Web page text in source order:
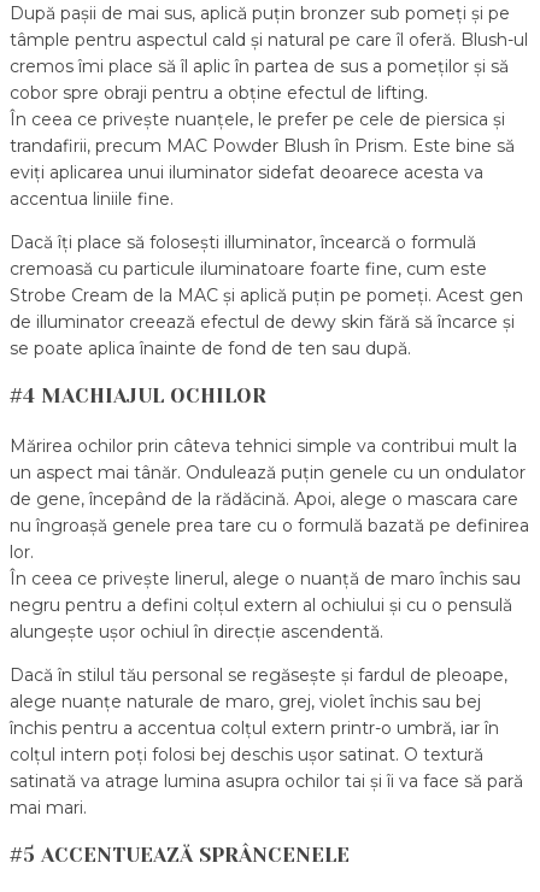
După pașii de mai sus, aplică puțin bronzer sub pomeți și pe
tâmple pentru aspectul cald și natural pe care îl oferă. Blush-ul
cremos îmi place să îl aplic în partea de sus a pomeților și să
cobor spre obraji pentru a obține efectul de lifting.
În ceea ce privește nuanțele, le prefer pe cele de piersica și
trandafirii, precum MAC Powder Blush în Prism. Este bine să
eviți aplicarea unui iluminator sidefat deoarece acesta va
accentua liniile fine.
Dacă îți place să folosești illuminator, încearcă o formulă
cremoasă cu particule iluminatoare foarte fine, cum este
Strobe Cream de la MAC și aplică puțin pe pomeți. Acest gen
de illuminator creează efectul de dewy skin fără să încarce și
se poate aplica înainte de fond de ten sau după.
#4 MACHIAJUL OCHILOR
Mărirea ochilor prin câteva tehnici simple va contribui mult la
un aspect mai tânăr. Ondulează puțin genele cu un ondulator
de gene, începând de la rădăcină. Apoi, alege o mascara care
nu îngroașă genele prea tare cu o formulă bazată pe definirea
lor.
În ceea ce privește linerul, alege o nuanță de maro închis sau
negru pentru a defini colțul extern al ochiului și cu o pensulă
alungește ușor ochiul în direcție ascendentă.
Dacă în stilul tău personal se regăsește și fardul de pleoape,
alege nuanțe naturale de maro, grej, violet închis sau bej
închis pentru a accentua colțul extern printr-o umbră, iar în
colțul intern poți folosi bej deschis ușor satinat. O textură
satinată va atrage lumina asupra ochilor tai și îi va face să pară
mai mari.
#5 ACCENTUEAZĂ SPRÂNCENELE